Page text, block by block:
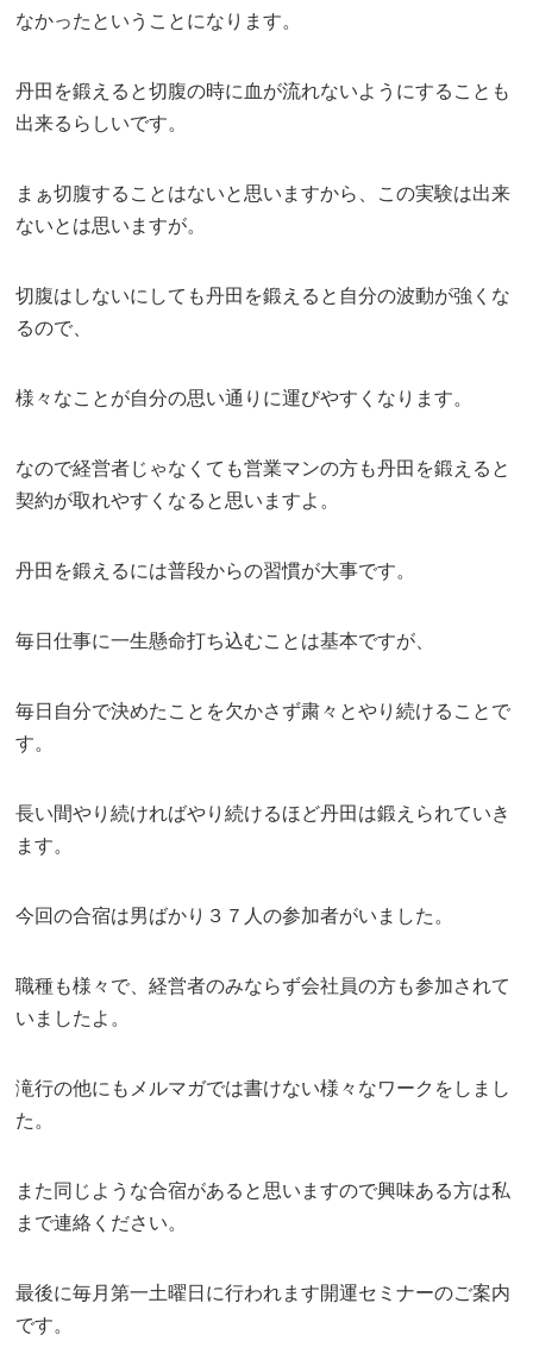
なかったということになります。
丹田を鍛えると切腹の時に血が流れないようにすることも
出来るらしいです。
まぁ切腹することはないと思いますから、この実験は出来
ないとは思いますが。
切腹はしないにしても丹田を鍛えると自分の波動が強くな
るので、
様々なことが自分の思い通りに運びやすくなります。
なので経営者じゃなくても営業マンの方も丹田を鍛えると
契約が取れやすくなると思いますよ。
丹田を鍛えるには普段からの習慣が大事です。
毎日仕事に一生懸命打ち込むことは基本ですが、
毎日自分で決めたことを欠かさず粛々とやり続けることで
す。
長い間やり続ければやり続けるほど丹田は鍛えられていき
ます。
今回の合宿は男ばかり３７人の参加者がいました。
職種も様々で、経営者のみならず会社員の方も参加されて
いましたよ。
滝行の他にもメルマガでは書けない様々なワークをしまし
た。
また同じような合宿があると思いますので興味ある方は私
まで連絡ください。
最後に毎月第一土曜日に行われます開運セミナーのご案内
です。